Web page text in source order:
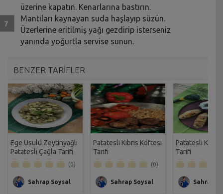
üzerine kapatın. Kenarlarına bastırın.
Mantıları kaynayan suda haşlayıp süzün.
Üzerlerine eritilmiş yağı gezdirip isterseniz
yanında yoğurtla servise sunun.
BENZER TARİFLER
Ege Usulü Zeytinyağlı
Patatesli Çağla Tarifi
(0)
Sahrap Soysal
Patatesli Kıbrıs Köftesi
Tarifi
(0)
Sahrap Soysal
Patatesli
Tarifi
Sahrap